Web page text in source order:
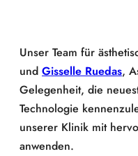
Unser Team für
und Gisselle Ruedas,
Gelegenheit, die
Technologie
unserer Klinik mit
anwenden.